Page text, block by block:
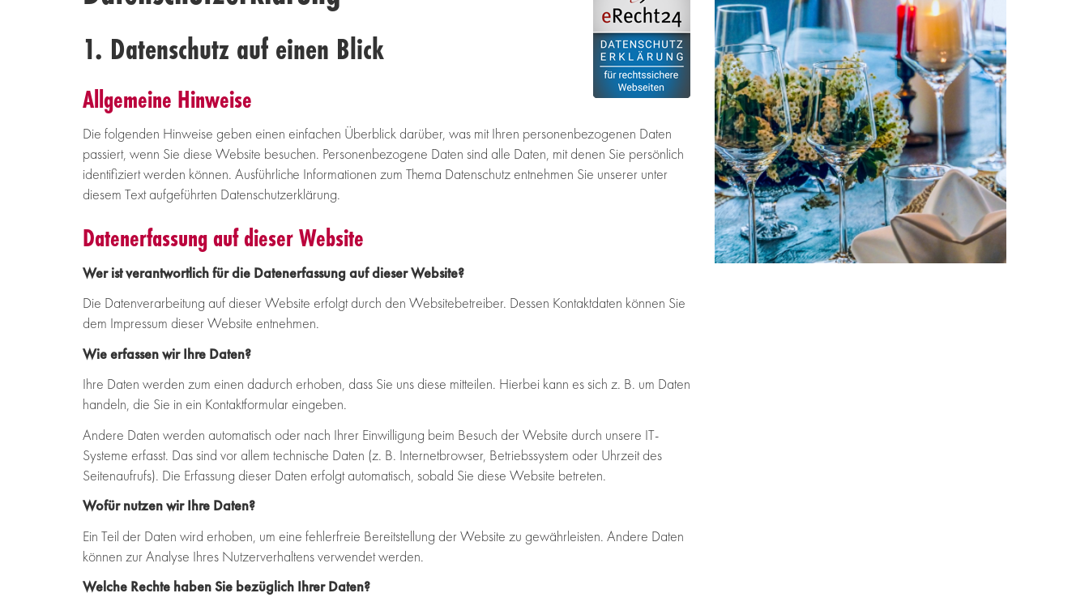
1. Datenschutz auf einen Blick
Allgemeine Hinweise
Die folgenden Hinweise geben einen einfachen Überblick darüber, was mit Ihren personenbezogenen Daten
passiert, wenn Sie diese Website besuchen. Personenbezogene Daten sind alle Daten, mit denen Sie persönlich
identifiziert werden können. Ausführliche Informationen zum Thema Datenschutz entnehmen Sie unserer unter
diesem Text aufgeführten Datenschutzerklärung.
Datenerfassung auf dieser Website
Wer ist verantwortlich für die Datenerfassung auf dieser Website?
Die Datenverarbeitung auf dieser Website erfolgt durch den Websitebetreiber. Dessen Kontaktdaten können Sie
dem Impressum dieser Website entnehmen.
Wie erfassen wir Ihre Daten?
Ihre Daten werden zum einen dadurch erhoben, dass Sie uns diese mitteilen. Hierbei kann es sich z. B. um Daten
handeln, die Sie in ein Kontaktformular eingeben.
Andere Daten werden automatisch oder nach Ihrer Einwilligung beim Besuch der Website durch unsere IT-
Systeme erfasst. Das sind vor allem technische Daten (z. B. Internetbrowser, Betriebssystem oder Uhrzeit des
Seitenaufrufs). Die Erfassung dieser Daten erfolgt automatisch, sobald Sie diese Website betreten.
Wofür nutzen wir Ihre Daten?
Ein Teil der Daten wird erhoben, um eine fehlerfreie Bereitstellung der Website zu gewährleisten. Andere Daten
können zur Analyse Ihres Nutzerverhaltens verwendet werden.
Welche Rechte haben Sie bezüglich Ihrer Daten?